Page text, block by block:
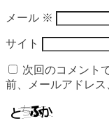
メール ※
サイト
次回のコメント
前、メールアドレス